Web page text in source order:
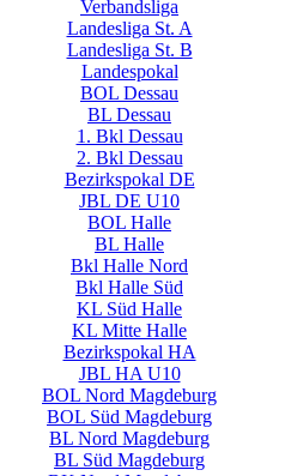
Verbandsliga
Landesliga St. A
Landesliga St. B
Landespokal
BOL Dessau
BL Dessau
1. Bkl Dessau
2. Bkl Dessau
Bezirkspokal DE
JBL DE U10
BOL Halle
BL Halle
Bkl Halle Nord
Bkl Halle Süd
KL Süd Halle
KL Mitte Halle
Bezirkspokal HA
JBL HA U10
BOL Nord Magdeburg
BOL Süd Magdeburg
BL Nord Magdeburg
BL Süd Magdeburg